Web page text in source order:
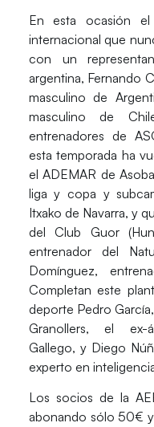
En esta ocasión
internacional que
con un
argentina, Fernando
masculino de
masculino de
entrenadores de
esta temporada ha
el ADEMAR de
liga y copa y
Itxako de Navarra, y
del Club Guor
entrenador del
Domínguez,
Completan este
deporte Pedro
Granollers, el ex-
Gallego, y Diego
experto en
Los socios de la
abonando sólo 50€